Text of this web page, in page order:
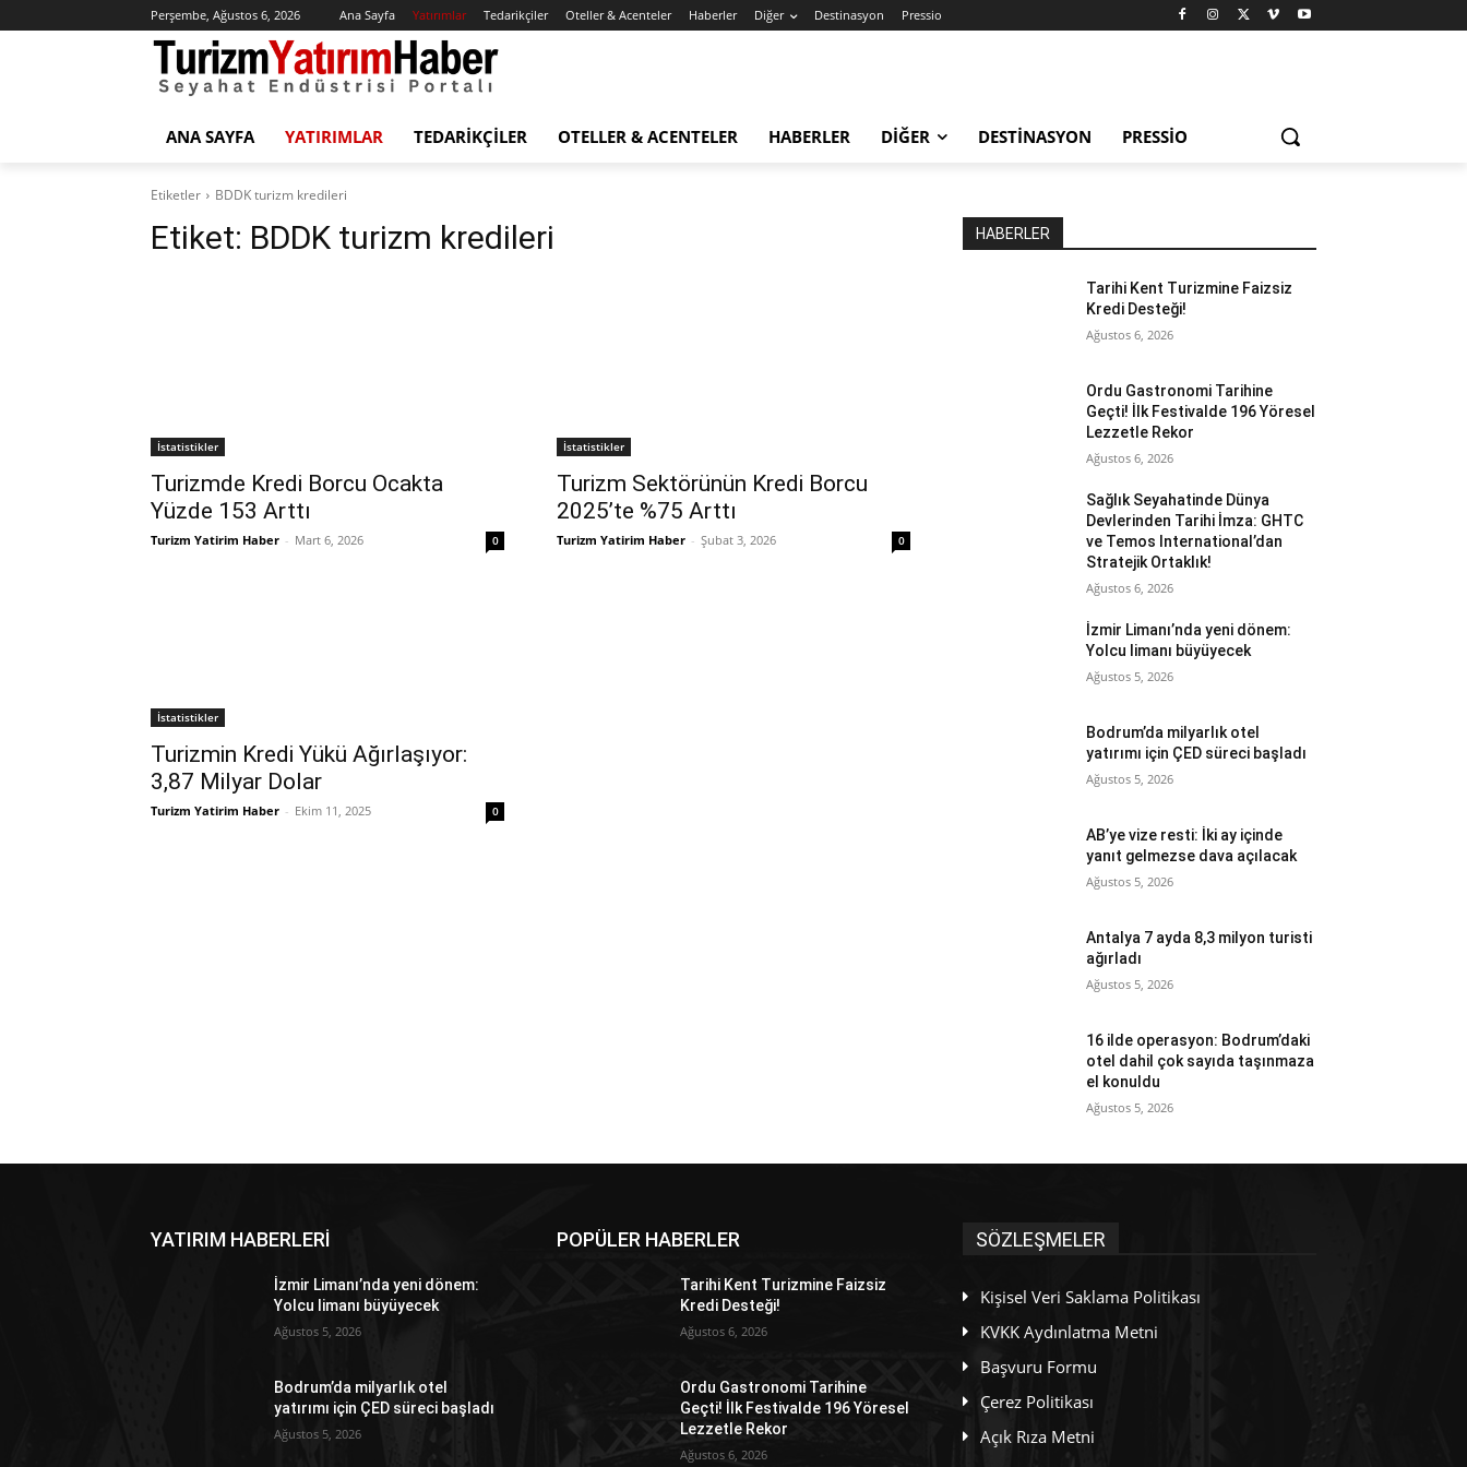
Perşembe, Ağustos 6, 2026 Ana Sayfa Yatırımlar Tedarikçiler Oteller & Acenteler Haberler Diğer Destinasyon Pressio
ANA SAYFA YATIRIMLAR TEDARIKÇILER OTELLER & ACENTELER HABERLER DIĞER DESTINASYON PRESSIO
Etiketler BDDK turizm kredileri
Etiket: BDDK turizm kredileri
İstatistikler
Turizmde Kredi Borcu Ocakta
Yüzde 153 Arttı
Turizm Yatirim Haber - Mart 6, 2026 0
İstatistikler
Turizm Sektörünün Kredi Borcu
2025’te %75 Arttı
Turizm Yatirim Haber - Şubat 3, 2026 0
İstatistikler
Turizmin Kredi Yükü Ağırlaşıyor:
3,87 Milyar Dolar
Turizm Yatirim Haber - Ekim 11, 2025 0
HABERLER
Tarihi Kent Turizmine Faizsiz
Kredi Desteği!
Ağustos 6, 2026
Ordu Gastronomi Tarihine
Geçti! İlk Festivalde 196 Yöresel
Lezzetle Rekor
Ağustos 6, 2026
Sağlık Seyahatinde Dünya
Devlerinden Tarihi İmza: GHTC
ve Temos International’dan
Stratejik Ortaklık!
Ağustos 6, 2026
İzmir Limanı’nda yeni dönem:
Yolcu limanı büyüyecek
Ağustos 5, 2026
Bodrum’da milyarlık otel
yatırımı için ÇED süreci başladı
Ağustos 5, 2026
AB’ye vize resti: İki ay içinde
yanıt gelmezse dava açılacak
Ağustos 5, 2026
Antalya 7 ayda 8,3 milyon turisti
ağırladı
Ağustos 5, 2026
16 ilde operasyon: Bodrum’daki
otel dahil çok sayıda taşınmaza
el konuldu
Ağustos 5, 2026
YATIRIM HABERLERİ
İzmir Limanı’nda yeni dönem:
Yolcu limanı büyüyecek
Ağustos 5, 2026
Bodrum’da milyarlık otel
yatırımı için ÇED süreci başladı
Ağustos 5, 2026
POPÜLER HABERLER
Tarihi Kent Turizmine Faizsiz
Kredi Desteği!
Ağustos 6, 2026
Ordu Gastronomi Tarihine
Geçti! İlk Festivalde 196 Yöresel
Lezzetle Rekor
Ağustos 6, 2026
SÖZLEŞMELER
Kişisel Veri Saklama Politikası
KVKK Aydınlatma Metni
Başvuru Formu
Çerez Politikası
Açık Rıza Metni